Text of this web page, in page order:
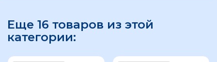
Еще 16 товаров из этой
категории: